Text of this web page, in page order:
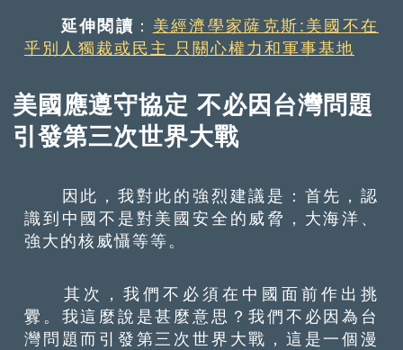
延伸閱讀 ： 美經濟學家薩克斯:美國不在
乎別人獨裁或民主 只關心權力和軍事基地
美國應遵守協定 不必因台灣問題
引發第三次世界大戰
因此，我對此的強烈建議是：首先，認
識到中國不是對美國安全的威脅，大海洋、
強大的核威懾等等。
其次，我們不必須在中國面前作出挑
釁。我這麼說是甚麼意思？我們不必因為台
灣問題而引發第三次世界大戰，這是一個漫